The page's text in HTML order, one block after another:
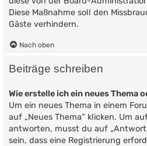
Diese Maßnahme soll den
Gäste verhindern.
Nach oben
Beiträge schreiben
Wie erstelle ich ein neues Thema
Um ein neues Thema in einem
auf „Neues Thema“ klicken. Um
antworten, musst du auf
sein, dass eine Registrierung